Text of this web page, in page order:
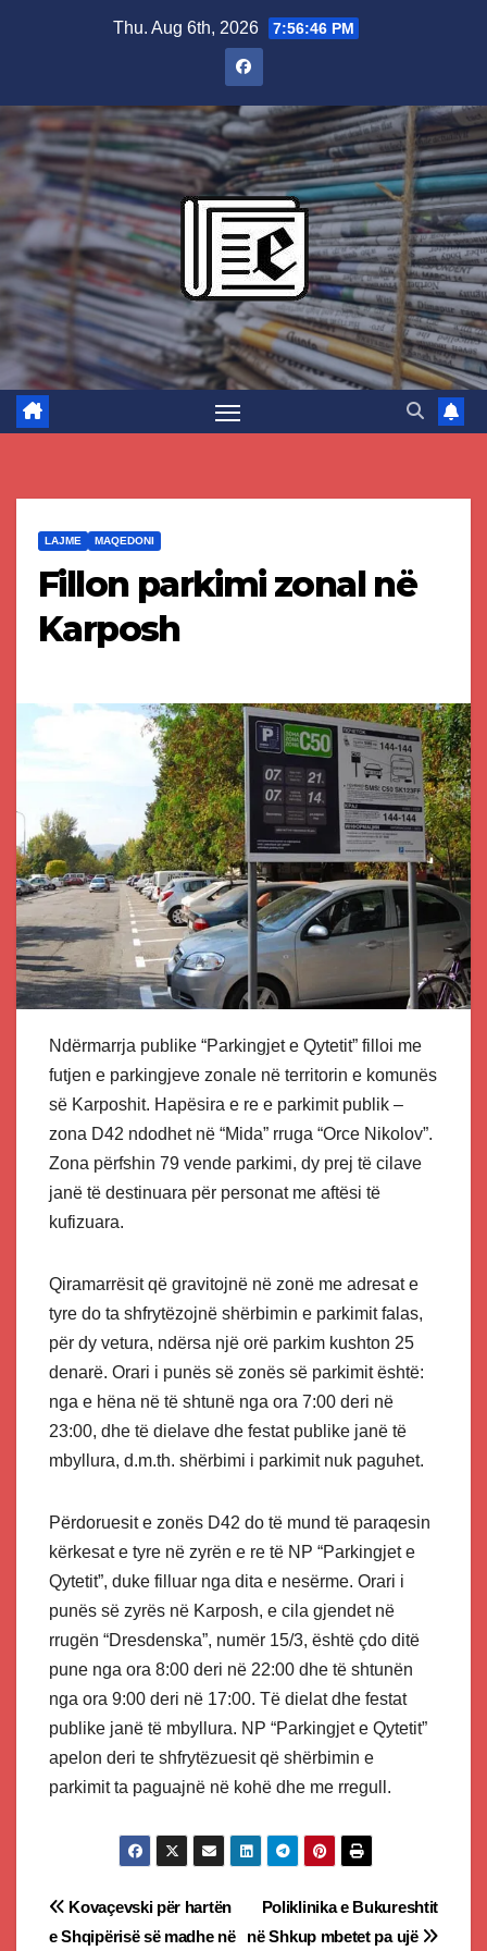
Thu. Aug 6th, 2026 7:56:47 PM
LAJME MAQEDONI
Fillon parkimi zonal në
Karposh
Ndërmarrja publike “Parkingjet e Qytetit” filloi me
futjen e parkingjeve zonale në territorin e komunës
së Karposhit. Hapësira e re e parkimit publik –
zona D42 ndodhet në “Mida” rruga “Orce Nikolov”.
Zona përfshin 79 vende parkimi, dy prej të cilave
janë të destinuara për personat me aftësi të
kufizuara.
Qiramarrësit që gravitojnë në zonë me adresat e
tyre do ta shfrytëzojnë shërbimin e parkimit falas,
për dy vetura, ndërsa një orë parkim kushton 25
denarë. Orari i punës së zonës së parkimit është:
nga e hëna në të shtunë nga ora 7:00 deri në
23:00, dhe të dielave dhe festat publike janë të
mbyllura, d.m.th. shërbimi i parkimit nuk paguhet.
Përdoruesit e zonës D42 do të mund të paraqesin
kërkesat e tyre në zyrën e re të NP “Parkingjet e
Qytetit”, duke filluar nga dita e nesërme. Orari i
punës së zyrës në Karposh, e cila gjendet në
rrugën “Dresdenska”, numër 15/3, është çdo ditë
pune nga ora 8:00 deri në 22:00 dhe të shtunën
nga ora 9:00 deri në 17:00. Të dielat dhe festat
publike janë të mbyllura. NP “Parkingjet e Qytetit”
apelon deri te shfrytëzuesit që shërbimin e
parkimit ta paguajnë në kohë dhe me rregull.
Post
Poliklinika e Bukureshtit
në Shkup mbetet pa ujë
Kovaçevski për hartën
e Shqipërisë së madhe në